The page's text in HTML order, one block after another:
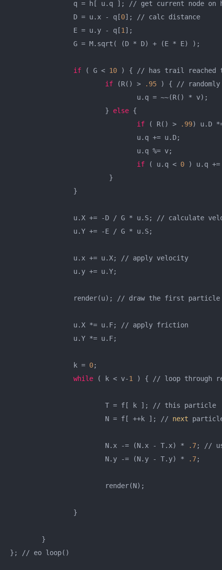
		D = u.x - q[
0]; // calc distance
		E = u.y - q[
1 ];
if ( G < 10 ) { // has trail reached
if (R() > .95 ) { // randomly
			}
else {
if ( R() > .99) u.D
if ( u.q < 0 ) u.q
		k =
0;
while ( k < v-1 ) { // loop through
			N = f[ ++k ]; //
next
			N.x -= (N.x - T.x) *
.7; //
			N.y -= (N.y - T.y) *
.7;
}; // eo loop()